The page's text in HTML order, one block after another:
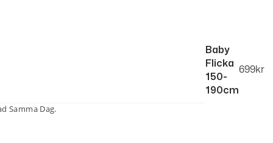
Samma Dag.
Baby
Flicka
150-
190cm
699kr